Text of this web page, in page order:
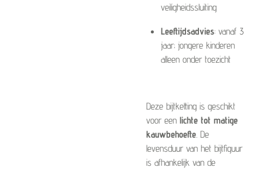
veiligheidssluiting
Leeftijdsadvies: vanaf 3
jaar; jongere kinderen
alleen onder toezicht
Deze bijtketting is geschikt
voor een lichte tot matige
kauwbehoefte. De
levensduur van het bijtfiguur
is afhankelijk van de